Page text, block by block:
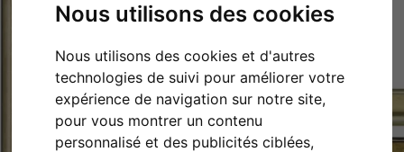
Nous utilisons des cookies
Nous utilisons des cookies et d'autres
technologies de suivi pour améliorer votre
expérience de navigation sur notre site,
pour vous montrer un contenu
personnalisé et des publicités ciblées,
Retour